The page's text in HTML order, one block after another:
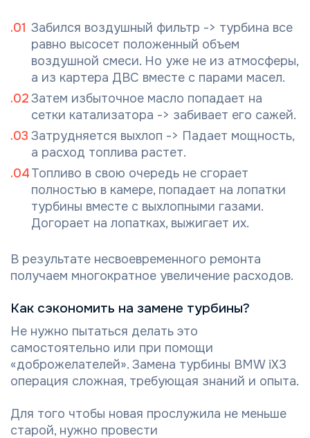
Забился воздушный фильтр -> турбина все
равно высосет положенный объем
воздушной смеси. Но уже не из атмосферы,
а из картера ДВС вместе с парами масел.
Затем избыточное масло попадает на
сетки катализатора -> забивает его сажей.
Затрудняется выхлоп -> Падает мощность,
а расход топлива растет.
Топливо в свою очередь не сгорает
полностью в камере, попадает на лопатки
турбины вместе с выхлопными газами.
Догорает на лопатках, выжигает их.
В результате несвоевременного ремонта
получаем многократное увеличение расходов.
Как сэкономить на замене турбины?
Не нужно пытаться делать это
самостоятельно или при помощи
«доброжелателей». Замена турбины BMW iX3
операция сложная, требующая знаний и опыта.
Для того чтобы новая прослужила не меньше
старой, нужно провести